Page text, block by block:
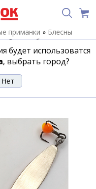
приманки » Блесны
»Зимние блесны
Листочек Тяпкова
Тяпкова
будет использоватся
, выбрать город?